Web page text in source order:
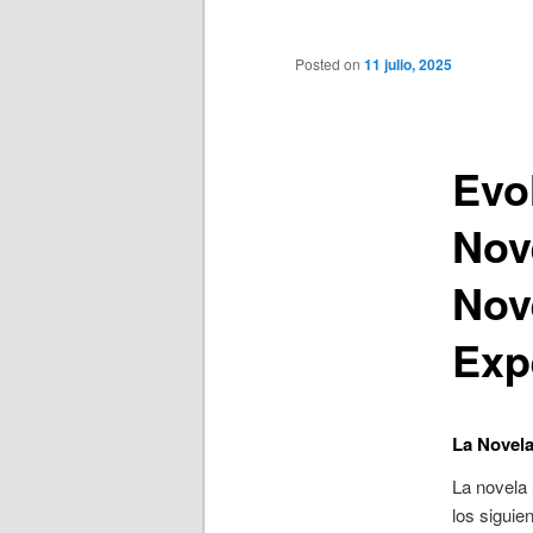
Posted on 11 julio, 2025
La
La
los